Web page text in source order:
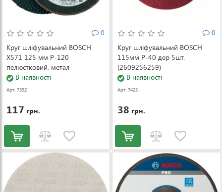
0
Круг шліфувальний BOSCH
X571 125 мм P-120
пелюстковий, метал
(2608607320)
В наявності
Арт: 7392
117 грн.
0
Круг шліфувальний BOSCH
115мм Р-40 дер 5шт.
(2609256259)
В наявності
Арт: 7423
38 грн.